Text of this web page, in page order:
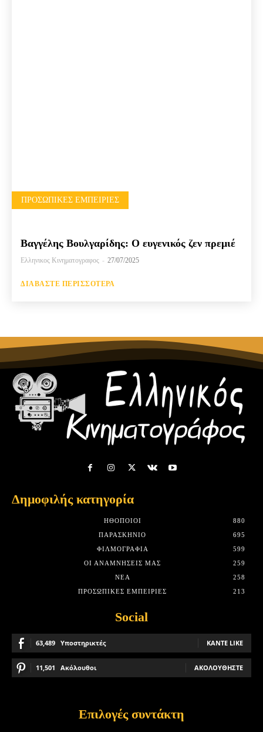
ΠΡΟΣΩΠΙΚΈΣ ΕΜΠΕΙΡΊΕΣ
Βαγγέλης Βουλγαρίδης: Ο ευγενικός ζεν πρεμιέ
Ελληνικος Κινηματογραφος - 27/07/2025
ΔΙΑΒΆΣΤΕ ΠΕΡΙΣΣΌΤΕΡΑ
Δημοφιλής κατηγορία
HΘΟΠΟΙΟΊ
880
ΠΑΡΑΣΚΉΝΙΟ
695
ΦΙΛΜΟΓΡΑΦΊΑ
599
ΟΙ ΑΝΑΜΝΉΣΕΙΣ ΜΑΣ
259
ΝΈΑ
258
ΠΡΟΣΩΠΙΚΈΣ ΕΜΠΕΙΡΊΕΣ
213
Social
63,489 Υποστηρικτές ΚΆΝΤΕ LIKE
11,501 Ακόλουθοι ΑΚΟΛΟΥΘΉΣΤΕ
Επιλογές συντάκτη